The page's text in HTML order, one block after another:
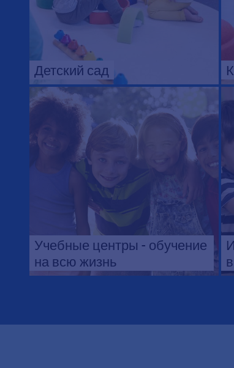
Детский сад
Учебные центры - обучение
на всю жизнь